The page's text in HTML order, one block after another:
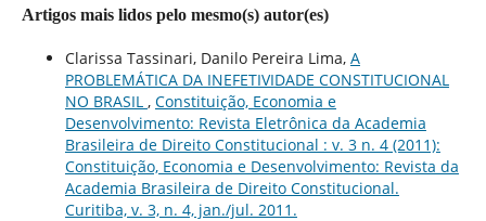
Artigos mais lidos pelo mesmo(s) autor(es)
Clarissa Tassinari, Danilo Pereira Lima, A
PROBLEMÁTICA DA INEFETIVIDADE CONSTITUCIONAL
NO BRASIL , Constituição, Economia e
Desenvolvimento: Revista Eletrônica da Academia
Brasileira de Direito Constitucional : v. 3 n. 4 (2011):
Constituição, Economia e Desenvolvimento: Revista da
Academia Brasileira de Direito Constitucional.
Curitiba, v. 3, n. 4, jan./jul. 2011.